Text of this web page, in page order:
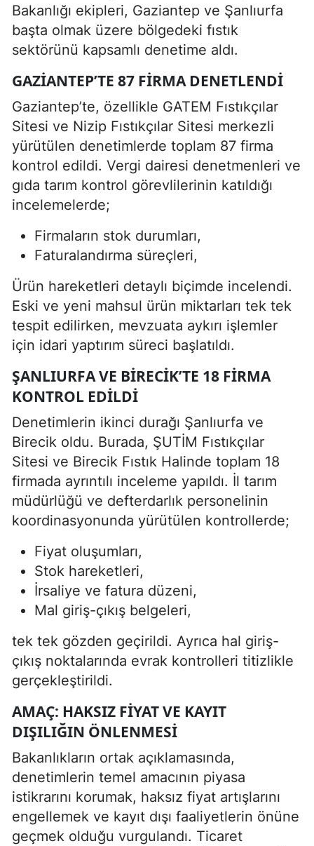
Bakanlığı ekipleri, Gaziantep ve Şanlıurfa
başta olmak üzere bölgedeki fıstık
sektörünü kapsamlı denetime aldı.
GAZIANTEP’TE 87 FIRMA DENETLENDI
Gaziantep’te, özellikle GATEM Fıstıkçılar
Sitesi ve Nizip Fıstıkçılar Sitesi merkezli
yürütülen denetimlerde toplam 87 firma
kontrol edildi. Vergi dairesi denetmenleri ve
gıda tarım kontrol görevlilerinin katıldığı
incelemelerde;
Firmaların stok durumları,
Faturalandırma süreçleri,
Ürün hareketleri detaylı biçimde incelendi.
Eski ve yeni mahsul ürün miktarları tek tek
tespit edilirken, mevzuata aykırı işlemler
için idari yaptırım süreci başlatıldı.
ŞANLIURFA VE BIRECIK’TE 18 FIRMA
KONTROL EDILDI
Denetimlerin ikinci durağı Şanlıurfa ve
Birecik oldu. Burada, ŞUTİM Fıstıkçılar
Sitesi ve Birecik Fıstık Halinde toplam 18
firmada ayrıntılı inceleme yapıldı. İl tarım
müdürlüğü ve defterdarlık personelinin
koordinasyonunda yürütülen kontrollerde;
Fiyat oluşumları,
Stok hareketleri,
İrsaliye ve fatura düzeni,
Mal giriş-çıkış belgeleri,
tek tek gözden geçirildi. Ayrıca hal giriş-
çıkış noktalarında evrak kontrolleri titizlikle
gerçekleştirildi.
AMAÇ: HAKSIZ FIYAT VE KAYIT
DIŞILIĞIN ÖNLENMESI
Bakanlıkların ortak açıklamasında,
denetimlerin temel amacının piyasa
istikrarını korumak, haksız fiyat artışlarını
engellemek ve kayıt dışı faaliyetlerin önüne
geçmek olduğu vurgulandı. Ticaret